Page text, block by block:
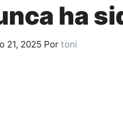
ha
21, 2025 Por toni